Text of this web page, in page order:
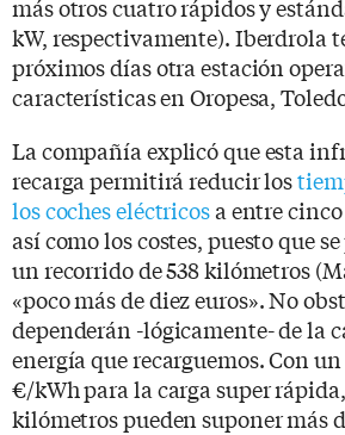
más otros cuatro rápidos y
kW, respectivamente). Iberdrola
próximos días otra estación
características en Oropesa,
La compañía explicó que esta
recarga permitirá reducir los
los coches eléctricosa entre
así como los costes, puesto que
un recorrido de 538 kilómetros
«poco más de diez euros». No
dependerán -lógicamente- de la
energía que recarguemos. Con
€/kWh para la carga super
kilómetros pueden suponer más